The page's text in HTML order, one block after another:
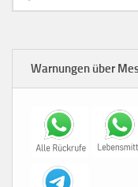
nach:
Warnungen über